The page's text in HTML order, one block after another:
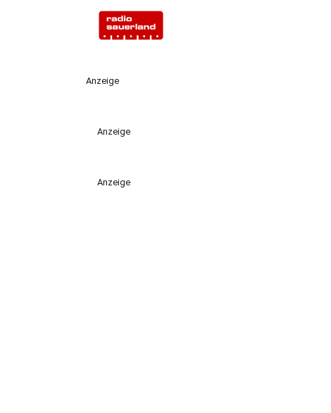
Anzeige
Anzeige
Anzeige